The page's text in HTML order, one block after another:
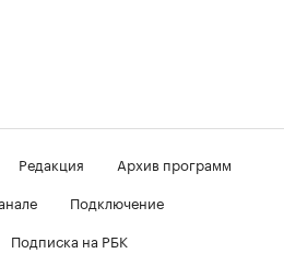
Редакция
Архив программ
Подключение
Подписка на РБК